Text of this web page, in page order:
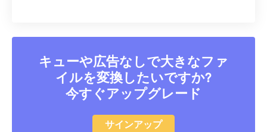
キューや広告なしで大きなファ
イルを変換したいですか?
今すぐアップグレード
サインアップ